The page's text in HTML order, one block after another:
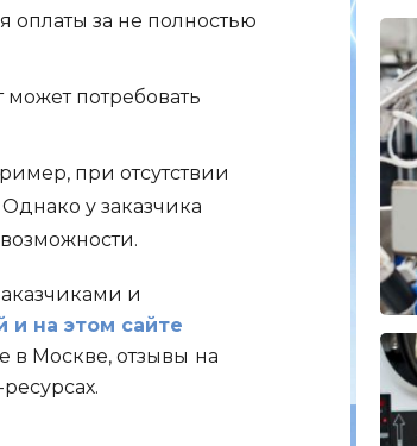
оплаты за не полностью
потребовать
при отсутствии
у заказчика
и
и на этом сайте
в Москве, отзывы на